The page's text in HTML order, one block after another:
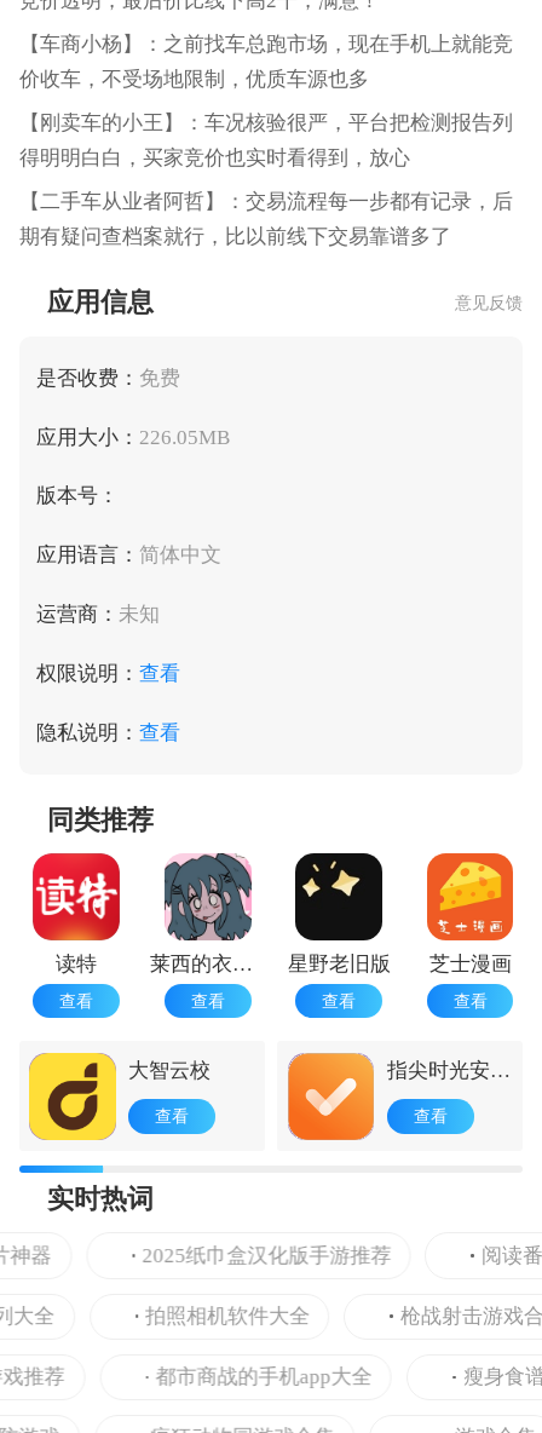
【车商小杨】：之前找车总跑市场，现在手机上就能竞
价收车，不受场地限制，优质车源也多
【刚卖车的小王】：车况核验很严，平台把检测报告列
得明明白白，买家竞价也实时看得到，放心
【二手车从业者阿哲】：交易流程每一步都有记录，后
期有疑问查档案就行，比以前线下交易靠谱多了
应用信息 意见反馈
是否收费： 免费
应用大小： 226.05MB
版本号：
应用语言： 简体中文
运营商： 未知
权限说明： 查看
隐私说明： 查看
同类推荐
读特
查看
莱西的衣柜正版
查看
星野老旧版
查看
芝士漫画
查看
大智云校
查看
指尖时光安卓
版
查看
实时热词
器 2025纸巾盒汉化版手游推荐 阅读番
全 拍照相机软件大全 枪战射击游戏合集
荐 都市商战的手机app大全 瘦身食谱